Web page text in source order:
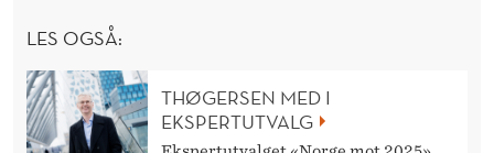
LES OGSÅ:
THØGERSEN MED I
EKSPERTUTVALG